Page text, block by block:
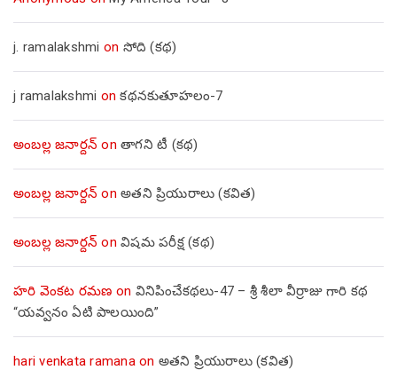
j. ramalakshmi on సోది (కథ)
j ramalakshmi onకథనకుతూహలం-7
అంబల్ల జనార్దన్ on తాగని టీ (కథ)
అంబల్ల జనార్దన్ on అతని ప్రియురాలు (కవిత)
అంబల్ల జనార్దన్ on విషమ పరీక్ష (క‌థ‌)
హరి వెంకట రమణ on వినిపించేకథలు-47 – శ్రీ శీలా వీర్రాజు గారి కథ
“యవ్వనం ఏటి పాలయింది”
hari venkata ramanaon అతని ప్రియురాలు (కవిత)